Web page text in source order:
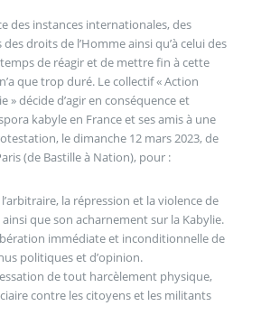
des instances internationales, des
droits de l’Homme ainsi qu’à celui des
de réagir et de mettre fin à cette
que trop duré. Le collectif « Action
» décide d’agir en conséquence et
kabyle en France et ses amis à une
le dimanche 12 mars 2023, de
(de Bastille à Nation), pour :
la répression et la violence de
ainsi que son acharnement sur la Kabylie.
immédiate et inconditionnelle de
politiques et d’opinion.
de tout harcèlement physique,
contre les citoyens et les militants